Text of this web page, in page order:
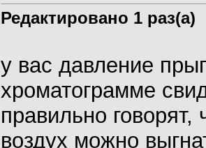
Редактировано 1 раз(а)
у вас давление
хроматограмме
правильно
воздух можно